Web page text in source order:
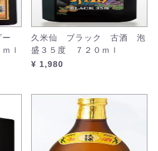
ｌ
久米仙 ブラック 古酒 泡
盛３５度 ７２０ｍｌ
¥ 1,980